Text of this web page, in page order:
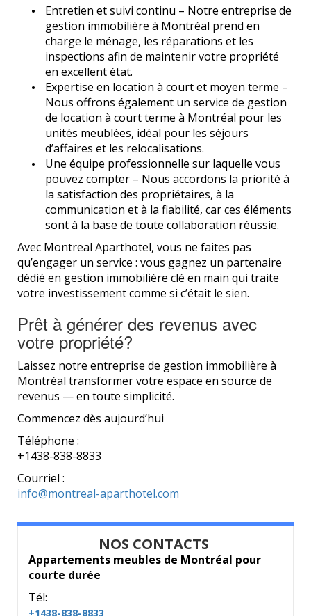
Entretien et suivi continu – Notre entreprise de
gestion immobilière à Montréal prend en
charge le ménage, les réparations et les
inspections afin de maintenir votre propriété
en excellent état.
Expertise en location à court et moyen terme –
Nous offrons également un service de gestion
de location à court terme à Montréal pour les
unités meublées, idéal pour les séjours
d’affaires et les relocalisations.
Une équipe professionnelle sur laquelle vous
pouvez compter – Nous accordons la priorité à
la satisfaction des propriétaires, à la
communication et à la fiabilité, car ces éléments
sont à la base de toute collaboration réussie.
Avec Montreal Aparthotel, vous ne faites pas
qu’engager un service : vous gagnez un partenaire
dédié en gestion immobilière clé en main qui traite
votre investissement comme si c’était le sien.
Prêt à générer des revenus avec
votre propriété?
Laissez notre entreprise de gestion immobilière à
Montréal transformer votre espace en source de
revenus — en toute simplicité.
Commencez dès aujourd’hui
Téléphone :
+1438-838-8833
Courriel :
info@montreal-aparthotel.com
NOS CONTACTS
Appartements meubles de Montréal pour
courte durée
Tél:
+1438-838-8833